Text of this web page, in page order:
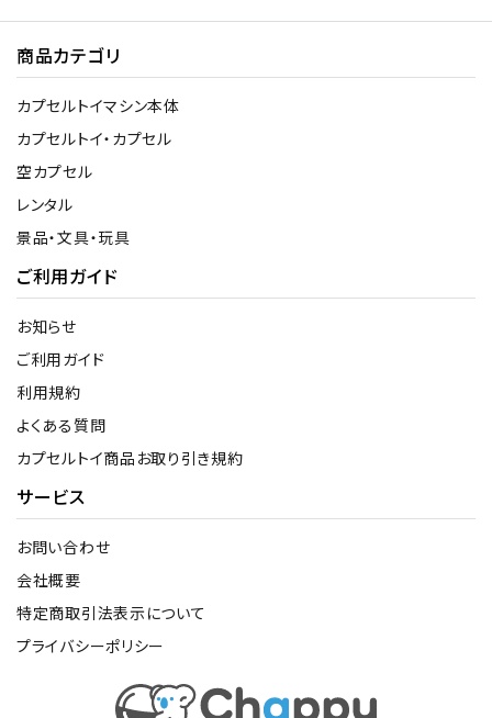
商品カテゴリ
カプセルトイマシン本体
カプセルトイ・カプセル
空カプセル
レンタル
景品・文具・玩具
ご利用ガイド
お知らせ
ご利用ガイド
利用規約
よくある質問
カプセルトイ商品お取り引き規約
サービス
お問い合わせ
会社概要
特定商取引法表示について
プライバシーポリシー